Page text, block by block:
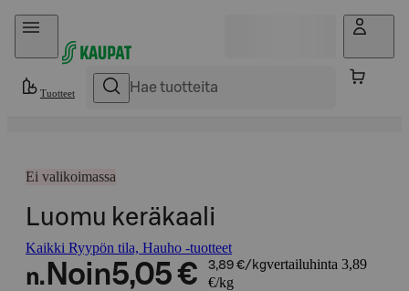
Hyppää sisältöön
Tuotteet
Ei valikoimassa
Luomu keräkaali
Kaikki Ryypön tila, Hauho -tuotteet
n. Noin5,05 € 3,89 €/kgvertailuhinta 3,89
€/kg